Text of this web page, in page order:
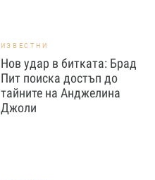
ИЗВЕСТНИ
Нов удар в битката: Брад
Пит поиска достъп до
тайните на Анджелина
Джоли